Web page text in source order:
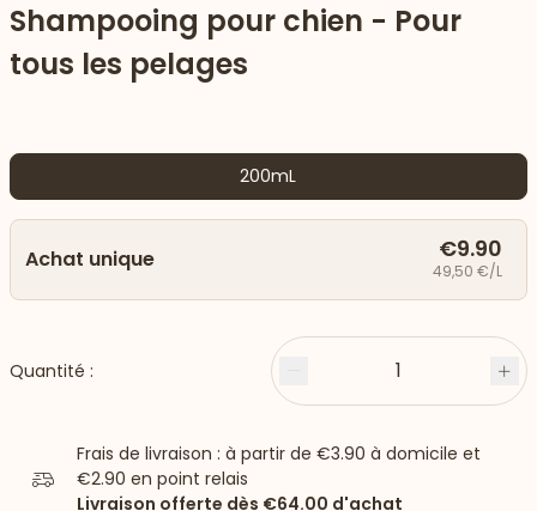
vers le bas
Shampooing pour chien - Pour
tous les pelages
200mL
Achat unique €9.90
49,50 €/L
Quantité : Moins 1
Frais de livraison : à partir de €3.90 à domicile et
€2.90 en point relais
Livraison offerte dès €64.00 d'achat